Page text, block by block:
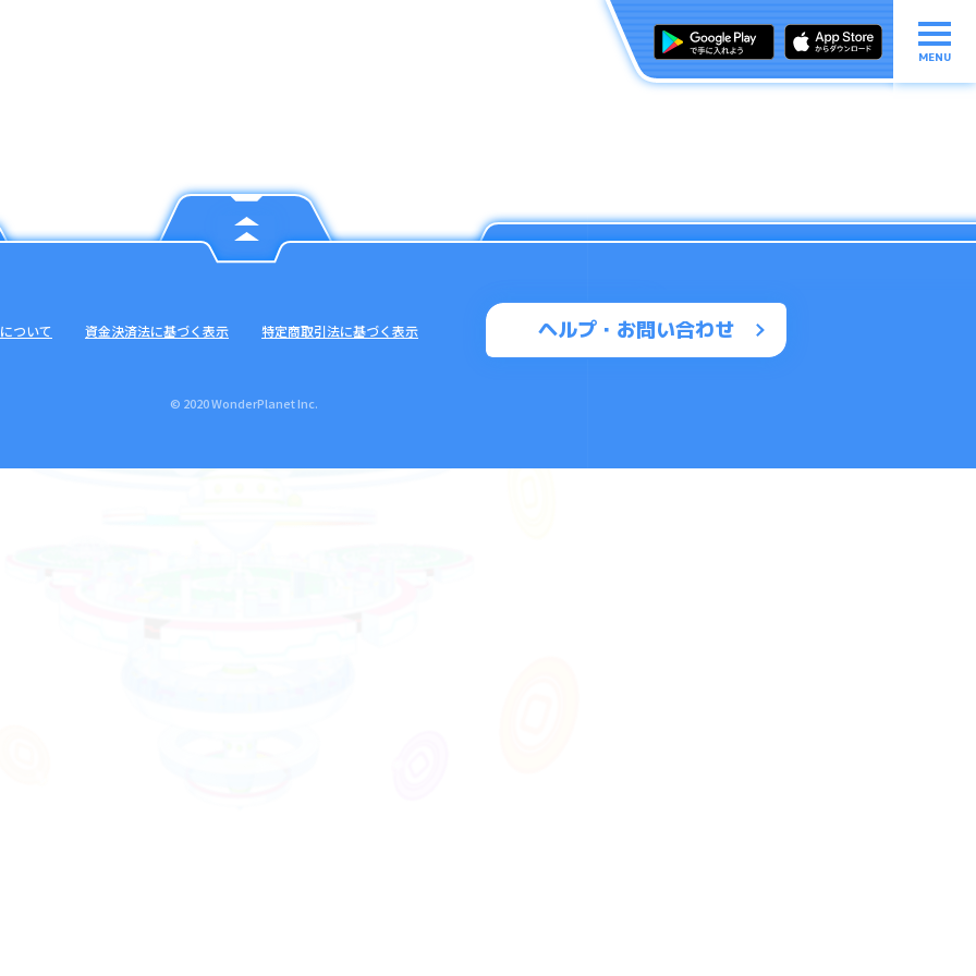
MENU
ヘルプ・お問い合わせ
ついて 資金決済法に基づく表示 特定商取引法に基づく表示
© 2020 WonderPlanet Inc.